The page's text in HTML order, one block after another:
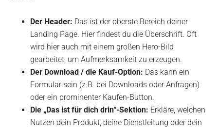
Der Header: Das ist der oberste Bereich deiner
Landing Page. Hier findest du die Überschrift. Oft
wird hier auch mit einem großen Hero-Bild
gearbeitet, um Aufmerksamkeit zu erzeugen.
Der Download / die Kauf-Option: Das kann ein
Formular sein (z.B. bei Downloads oder Anfragen)
oder ein prominenter Kaufen-Button.
Die „Das ist für dich drin“-Sektion: Erkläre, welchen
Nutzen dein Produkt, deine Dienstleitung oder dein